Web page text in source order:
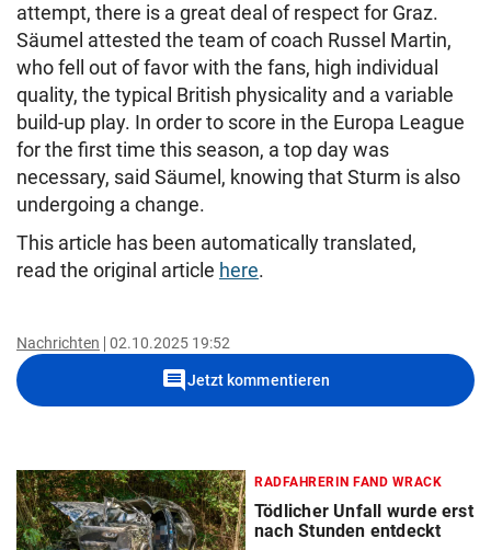
attempt, there is a great deal of respect for Graz.
Säumel attested the team of coach Russel Martin,
who fell out of favor with the fans, high individual
quality, the typical British physicality and a variable
build-up play. In order to score in the Europa League
for the first time this season, a top day was
necessary, said Säumel, knowing that Sturm is also
undergoing a change.
This article has been automatically translated,
read the original article here.
Nachrichten 02.10.2025 19:52
commentJetzt kommentieren
RADFAHRERIN FAND WRACK
Tödlicher Unfall wurde erst
nach Stunden entdeckt